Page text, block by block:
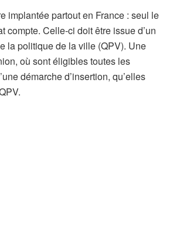
implantée partout en France : seul le
compte. Celle-ci doit être issue d’un
la politique de la ville (QPV). Une
où sont éligibles toutes les
démarche d’insertion, qu’elles